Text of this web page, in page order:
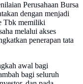
Perusahaan Bursa
dengan menjadi
Tbk memiliki
melalui akses
penerapan tata
awal bagi
bagi seluruh